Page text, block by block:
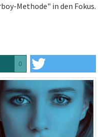
Methode" in den Fokus.
0